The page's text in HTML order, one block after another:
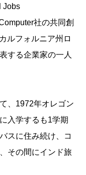
Jobs
社の共同創
ルフォルニア州ロ
する企業家の一人
、1972年オレゴン
入学するも1学期
スに住み続け、コ
その間にインド旅